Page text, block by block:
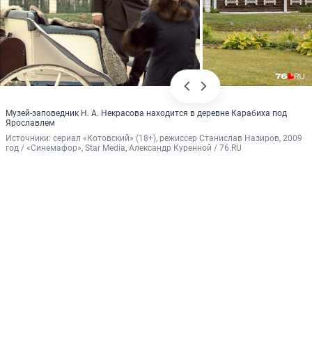
Музей-заповедник Н. А. Некрасова находится в деревне Карабиха под
Ярославлем
Источники: сериал «Котовский» (18+), режиссер Станислав Назиров, 2009
год / «Синемафор», Star Media, Александр Куренной / 76.RU